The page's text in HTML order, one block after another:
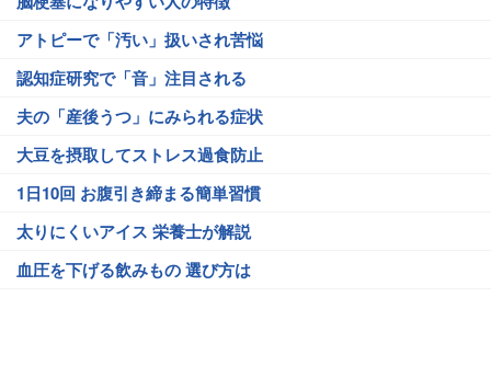
アトピーで「汚い」扱いされ苦悩
認知症研究で「音」注目される
夫の「産後うつ」にみられる症状
大豆を摂取してストレス過食防止
1日10回 お腹引き締まる簡単習慣
太りにくいアイス 栄養士が解説
血圧を下げる飲みもの 選び方は